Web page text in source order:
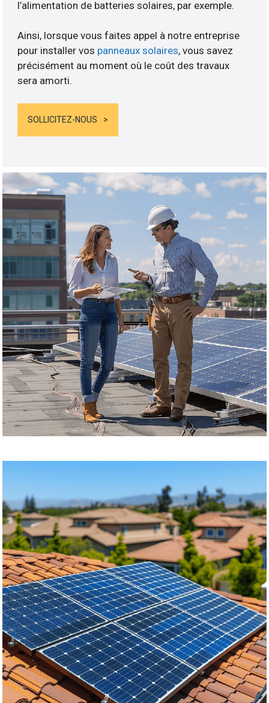
l’alimentation de batteries solaires, par exemple.
Ainsi, lorsque vous faites appel à notre entreprise
pour installer vos panneaux solaires, vous savez
précisément au moment où le coût des travaux
sera amorti.
SOLLICITEZ-NOUS